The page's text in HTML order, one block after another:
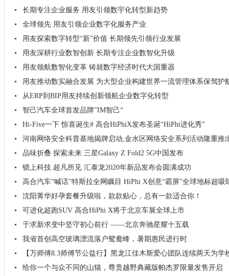
长期专注企业服务 用友引领数宇化转型新趋势
全球领先 用友引领企业数字化服务产业
用友探索数字转型“新”价值 长期领先引领行业发展
用友深耕行业数智创新 长期专注企业数智化升级
用友领航数智化变革 铸就数字经济时代大国重器
用友推动数实融合发展 为大型企业构建世界一流管理体系保驾护
从ERP到BIP用友持续创新领航企业数字化转型
智己汽车全球首发品牌”IM智己“
Hi-Five一下 惊喜诞生# 高合HiPhiX发布圣诞“HiPhi进化秀”
河南网络安全科普基地揭牌启动,金水区网络安全系列活动隆重推
品味折叠 探索未来 三星Galaxy Z Fold2 5G中国发布
锁上科技.超凡所见 汇泰龙2020年新品发布会圆满成功
高合汽车“喊话”特斯拉全网瞩目 HiPhi X创意“霸屏”全球地标超吸
沈阳菁华好孕套餐升级啦，款款贴心，总有一款适合你！
可进化超跑SUV 高合HiPhi X将于北京车展全球上市
于求新求变中坚守初心前行 ——北京奔驰星耀十五载
我省首创高空玻璃漂流落户鸳鸯峰，暑期惠民进行时
【万师傅8.3师傅节公益行】黑龙江佳木斯爱心团队连续两天为学
给你一个与众不同的山猫，尊贵越野典藏版帕杰罗限量发售开启